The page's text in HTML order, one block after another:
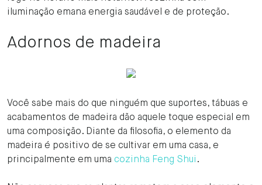
iluminação emana energia saudável e de proteção.
Adornos de madeira
Você sabe mais do que ninguém que suportes, tábuas e
acabamentos de madeira dão aquele toque especial em
uma composição. Diante da filosofia, o elemento da
madeira é positivo de se cultivar em uma casa, e
principalmente em uma cozinha Feng Shui .